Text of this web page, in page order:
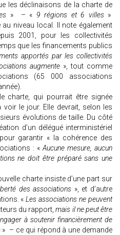
les déclinaisons de la charte de
» – « 9 régions et 6 villes»
niveau local. Il note également
2001, pour les collectivités
que les financements publics
apportés par les collectivités
augmente», tout comme
(65 000 associations
charte, qui pourrait être signée
voir le jour. Elle devrait, selon les
évolutions de taille. Du côté
d’un délégué interministériel
garantir « la cohérence des
: «Aucune mesure, aucun
ne doit être préparé sans une
charte insiste d’une part sur
des associations », et d’autre
« Les associations ne peuvent
du rapport, mais il ne peut être
à soutenir financièrement de
» – ce qui répond à une demande